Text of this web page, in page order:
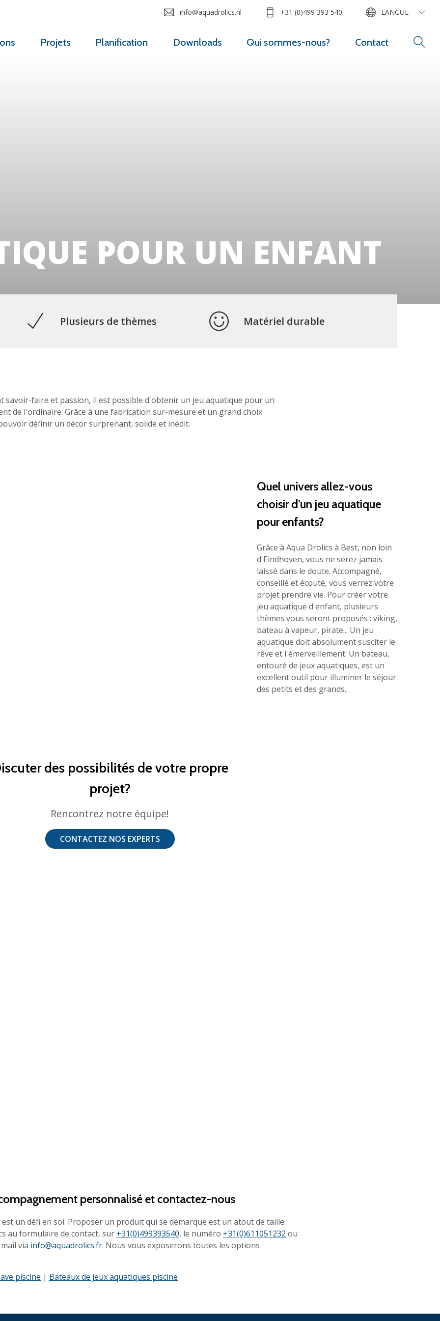
Projets Planification Downloads Qui sommes-nous? Contact
info@aquadrolics.nl +31 (0)499 393 540 LANGUE
POUR UN ENFANT
Plusieurs de thèmes Matériel durable
savoir-faire et passion, il est possible d'obtenir un jeu aquatique pour un
de l'ordinaire. Grâce à une fabrication sur-mesure et un grand choix
définir un décor surprenant, solide et inédit.
Quel univers allez-vous
choisir d’un jeu aquatique
pour enfants?
Grâce à Aqua Drolics à Best, non loin
d'Eindhoven, vous ne serez jamais
laissé dans le doute. Accompagné,
conseillé et écouté, vous verrez votre
projet prendre vie. Pour créer votre
jeu aquatique d'enfant, plusieurs
thèmes vous seront proposés : viking,
bateau à vapeur, pirate... Un jeu
aquatique doit absolument susciter le
rêve et l'émerveillement. Un bateau,
entouré de jeux aquatiques, est un
excellent outil pour illuminer le séjour
des petits et des grands.
des possibilités de votre propre
projet?
Rencontrez notre équipe!
CONTACTEZ NOS EXPERTS
personnalisé et contactez-nous
est un défi en soi. Proposer un produit qui se démarque est un atout de taille.
au formulaire de contact, sur +31(0)499393540, le numéro +31(0)611051232 ou
via info@aquadrolics.fr. Nous vous exposerons toutes les options
piscine | Bateaux de jeux aquatiques piscine